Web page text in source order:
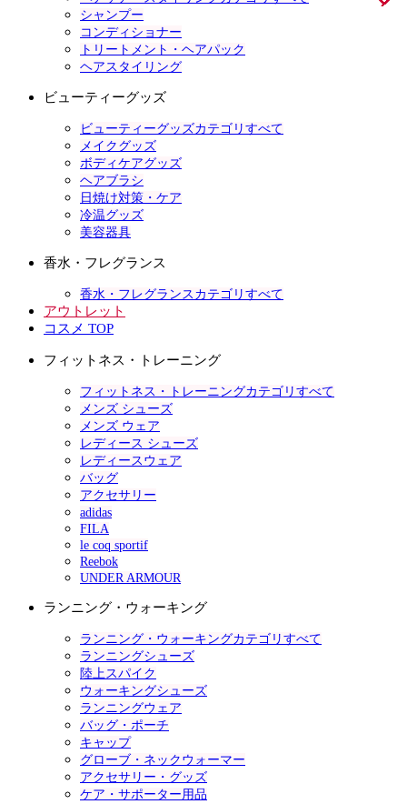
シャンプー
コンディショナー
トリートメント・ヘアパック
ヘアスタイリング
ビューティーグッズ
ビューティーグッズカテゴリすべて
メイクグッズ
ボディケアグッズ
ヘアブラシ
日焼け対策・ケア
冷温グッズ
美容器具
香水・フレグランス
香水・フレグランスカテゴリすべて
アウトレット
コスメ TOP
フィットネス・トレーニング
フィットネス・トレーニングカテゴリすべて
メンズ シューズ
メンズ ウェア
レディース シューズ
レディースウェア
バッグ
アクセサリー
adidas
FILA
le coq sportif
Reebok
UNDER ARMOUR
ランニング・ウォーキング
ランニング・ウォーキングカテゴリすべて
ランニングシューズ
陸上スパイク
ウォーキングシューズ
ランニングウェア
バッグ・ポーチ
キャップ
グローブ・ネックウォーマー
アクセサリー・グッズ
ケア・サポーター用品